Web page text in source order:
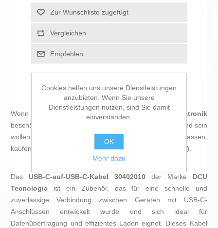
Zur Wunschliste zugefügt
Vergleichen
Empfehlen
Wenn Sie sich leidenschaftlich mit
IT und Elektronik
beschäftigen, mit der Technologie auf dem neuesten Stand sein
wollen und nicht einmal die winzigsten Einzelheiten auslassen,
kaufen Sie
USB-C zu USB-C-Kabel DCU 30402010 (1 m).
Das USB-C-auf-USB-C-Kabel 30402010 der Marke DCU
Tecnologic ist ein Zubehör, das für eine schnelle und
zuverlässige Verbindung zwischen Geräten mit USB-C-
Anschlüssen entwickelt wurde und sich ideal für
Datenübertragung und effizientes Laden eignet. Dieses Kabel
Cookies helfen uns unsere Dienstleistungen
anzubieten. Wenn Sie unsere
Dienstleistungen nutzen, sind Sie damit
einverstanden.
OK
Mehr dazu